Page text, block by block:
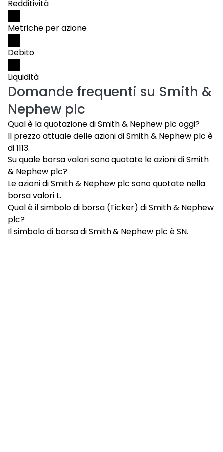
Redditività
Metriche per azione
Debito
Liquidità
Domande frequenti su Smith &
Nephew plc
Qual è la quotazione di Smith & Nephew plc oggi?
Il prezzo attuale delle azioni di Smith & Nephew plc è
di 1113.
Su quale borsa valori sono quotate le azioni di Smith
& Nephew plc?
Le azioni di Smith & Nephew plc sono quotate nella
borsa valori L.
Qual è il simbolo di borsa (Ticker) di Smith & Nephew
plc?
Il simbolo di borsa di Smith & Nephew plc è SN.